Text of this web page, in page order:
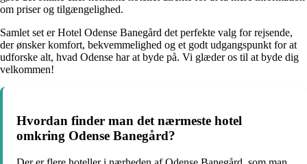
om priser og tilgængelighed.
Samlet set er Hotel Odense Banegård det perfekte valg for rejsende,
der ønsker komfort, bekvemmelighed og et godt udgangspunkt for at
udforske alt, hvad Odense har at byde på. Vi glæder os til at byde dig
velkommen!
Hvordan finder man det nærmeste hotel
omkring Odense Banegård?